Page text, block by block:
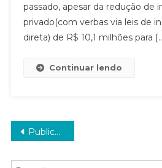
passado, apesar da redução de
privado(com verbas via leis de
direta) de R$ 10,1 milhões para
Continuar lendo
Navegação
por
Publicações mais antigas